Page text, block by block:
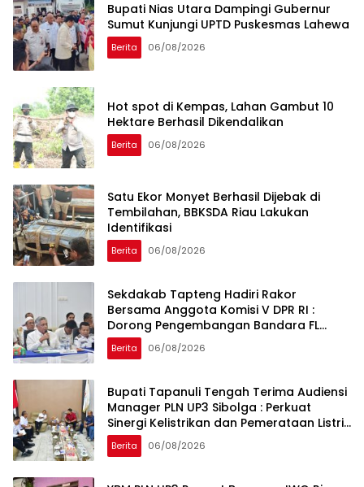
Bupati Nias Utara Dampingi Gubernur
Sumut Kunjungi UPTD Puskesmas Lahewa
Berita 06/08/2026
Hot spot di Kempas, Lahan Gambut 10
Hektare Berhasil Dikendalikan
Berita 06/08/2026
Satu Ekor Monyet Berhasil Dijebak di
Tembilahan, BBKSDA Riau Lakukan
Identifikasi
Berita 06/08/2026
Sekdakab Tapteng Hadiri Rakor
Bersama Anggota Komisi V DPR RI :
Dorong Pengembangan Bandara FL
Tobing dan Pelabuhan Sibolga
Berita 06/08/2026
Bupati Tapanuli Tengah Terima Audiensi
Manager PLN UP3 Sibolga : Perkuat
Sinergi Kelistrikan dan Pemerataan Listrik
Desa
Berita 06/08/2026